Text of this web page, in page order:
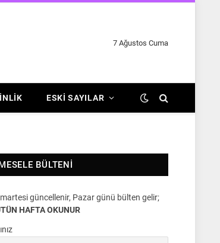
7 Ağustos Cuma
ESKI SAYILAR
BÜLTENI
güncellenir, Pazar günü bülten gelir;
HAFTA OKUNUR